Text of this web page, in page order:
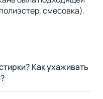
смесовка).
Как ухаживать